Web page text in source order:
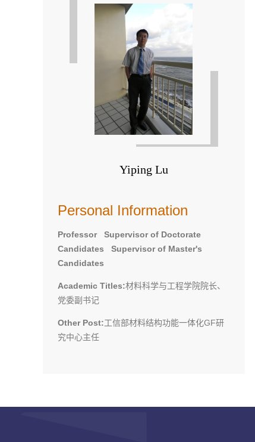
Yiping Lu
Personal Information
Professor Supervisor of Doctorate
Candidates Supervisor of Master's
Candidates
Academic Titles:材料科学与工程学院院长、
党委副书记
Other Post:工信部材料结构功能一体化GF研
究中心主任